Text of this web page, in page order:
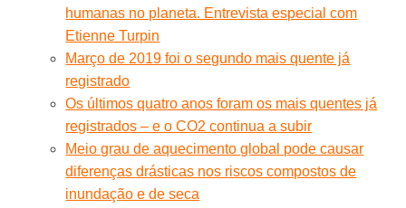
humanas no planeta. Entrevista especial com
Etienne Turpin
Março de 2019 foi o segundo mais quente já
registrado
Os últimos quatro anos foram os mais quentes já
registrados – e o CO2 continua a subir
Meio grau de aquecimento global pode causar
diferenças drásticas nos riscos compostos de
inundação e de seca